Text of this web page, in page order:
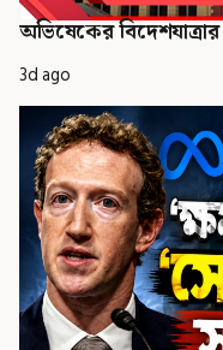
অভিষেকের
3d ago